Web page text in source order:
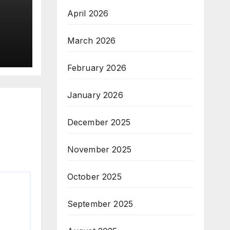
April 2026
March 2026
February 2026
January 2026
December 2025
November 2025
October 2025
September 2025